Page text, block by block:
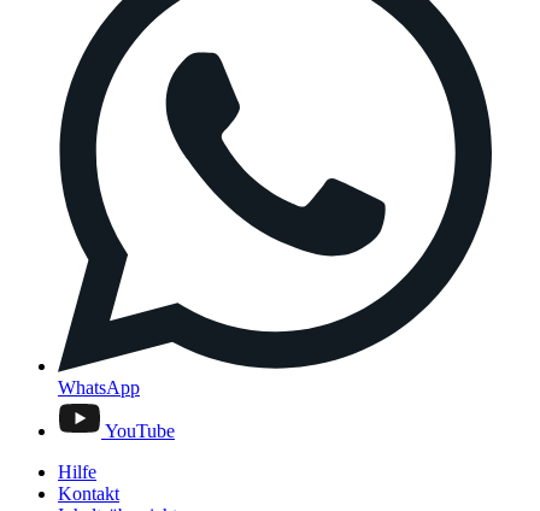
WhatsApp
YouTube
Hilfe
Kontakt